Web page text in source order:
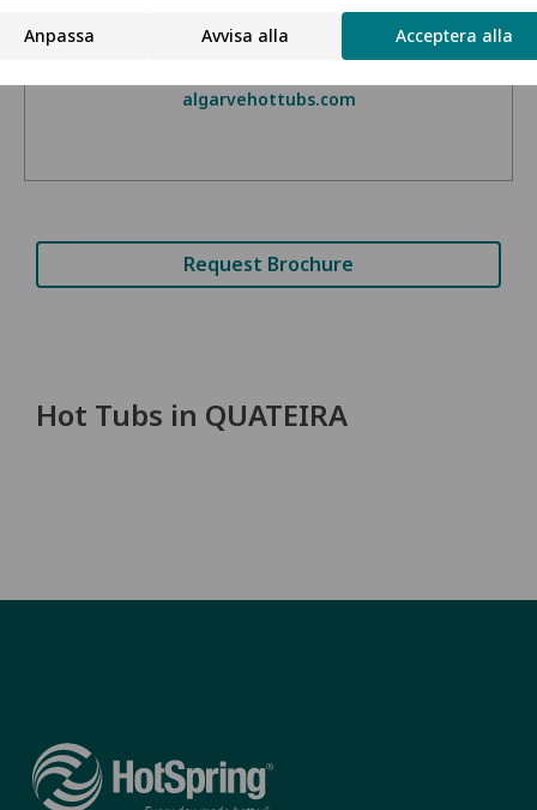
Anpassa Avvisa alla Acceptera alla
nfo@algarvehottubs.com
algarvehottubs.com
Request Brochure
Hot Tubs in QUATEIRA